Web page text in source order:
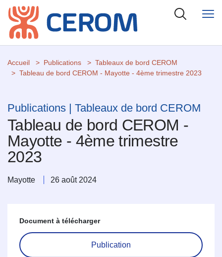
Accueil Publications
Tableaux de bord CEROM
Tableau de bord CEROM - Mayotte - 4ème trimestre 2023
Publications | Tableaux de bord CEROM
Tableau de bord CEROM -
Mayotte - 4ème trimestre
2023
Mayotte 26 août 2024
Document à télécharger
Publication